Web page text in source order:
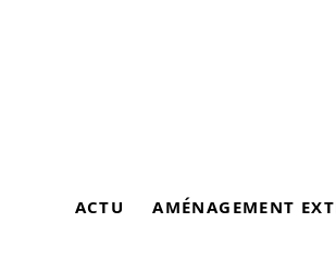
ACTU AMÉNAGEMENT